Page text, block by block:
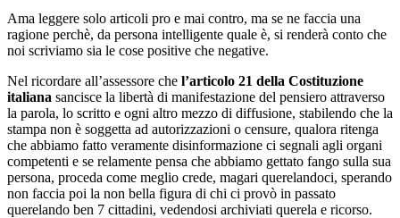
Ama leggere solo articoli pro e mai contro, ma se ne faccia una
ragione perchè, da persona intelligente quale è, si renderà conto che
noi scriviamo sia le cose positive che negative.
Nel ricordare all’assessore che l’articolo 21 della Costituzione
italiana sancisce la libertà di manifestazione del pensiero attraverso
la parola, lo scritto e ogni altro mezzo di diffusione, stabilendo che la
stampa non è soggetta ad autorizzazioni o censure, qualora ritenga
che abbiamo fatto veramente disinformazione ci segnali agli organi
competenti e se relamente pensa che abbiamo gettato fango sulla sua
persona, proceda come meglio crede, magari querelandoci, sperando
non faccia poi la non bella figura di chi ci provò in passato
querelando ben 7 cittadini, vedendosi archiviati querela e ricorso.